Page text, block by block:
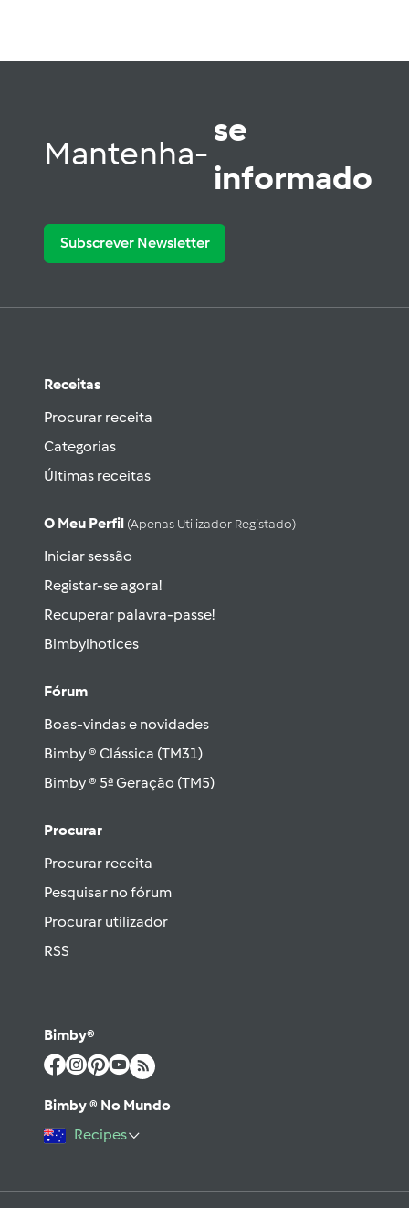
Mantenha-
se
informado
Subscrever Newsletter
Receitas
Procurar receita
Categorias
Últimas receitas
O Meu Perfil (apenas Utilizador Registado)
Iniciar sessão
Registar-se agora!
Recuperar palavra-passe!
Bimbylhotices
Fórum
Boas-vindas e novidades
Bimby ® Clássica (TM31)
Bimby ® 5ª Geração (TM5)
Procurar
Procurar receita
Pesquisar no fórum
Procurar utilizador
RSS
Bimby®
Bimby ® No Mundo
Recipes